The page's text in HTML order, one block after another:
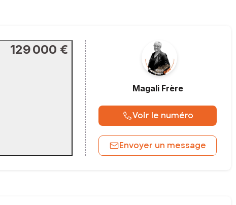
129 000 €
Magali Frère
Voir le numéro
Envoyer un message